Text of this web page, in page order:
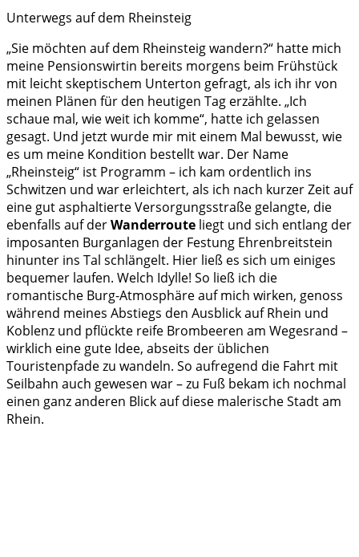
Unterwegs auf dem Rheinsteig
„Sie möchten auf dem Rheinsteig wandern?“ hatte mich
meine Pensionswirtin bereits morgens beim Frühstück
mit leicht skeptischem Unterton gefragt, als ich ihr von
meinen Plänen für den heutigen Tag erzählte. „Ich
schaue mal, wie weit ich komme“, hatte ich gelassen
gesagt. Und jetzt wurde mir mit einem Mal bewusst, wie
es um meine Kondition bestellt war. Der Name
„Rheinsteig“ ist Programm – ich kam ordentlich ins
Schwitzen und war erleichtert, als ich nach kurzer Zeit auf
eine gut asphaltierte Versorgungsstraße gelangte, die
ebenfalls auf derWanderroute liegt und sich entlang der
imposanten Burganlagen der Festung Ehrenbreitstein
hinunter ins Tal schlängelt. Hier ließ es sich um einiges
bequemer laufen. Welch Idylle! So ließ ich die
romantische Burg-Atmosphäre auf mich wirken, genoss
während meines Abstiegs den Ausblick auf Rhein und
Koblenz und pflückte reife Brombeeren am Wegesrand –
wirklich eine gute Idee, abseits der üblichen
Touristenpfade zu wandeln. So aufregend die Fahrt mit
Seilbahn auch gewesen war – zu Fuß bekam ich nochmal
einen ganz anderen Blick auf diese malerische Stadt am
Rhein.